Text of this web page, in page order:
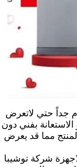
جداً حتي لاتعرض
بفني دون
مما قد يعرض
شركة توشيبا